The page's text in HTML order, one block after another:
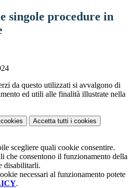
singole procedure in
da questo utilizzati si avvalgono di
ed utili alle finalità illustrate nella
Accetta tutti i cookies
scegliere quali cookie consentire.
che consentono il funzionamento della
disabilitarli.
necessari al funzionamento potete
.